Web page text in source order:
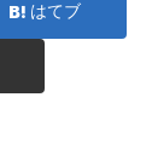
はてブ